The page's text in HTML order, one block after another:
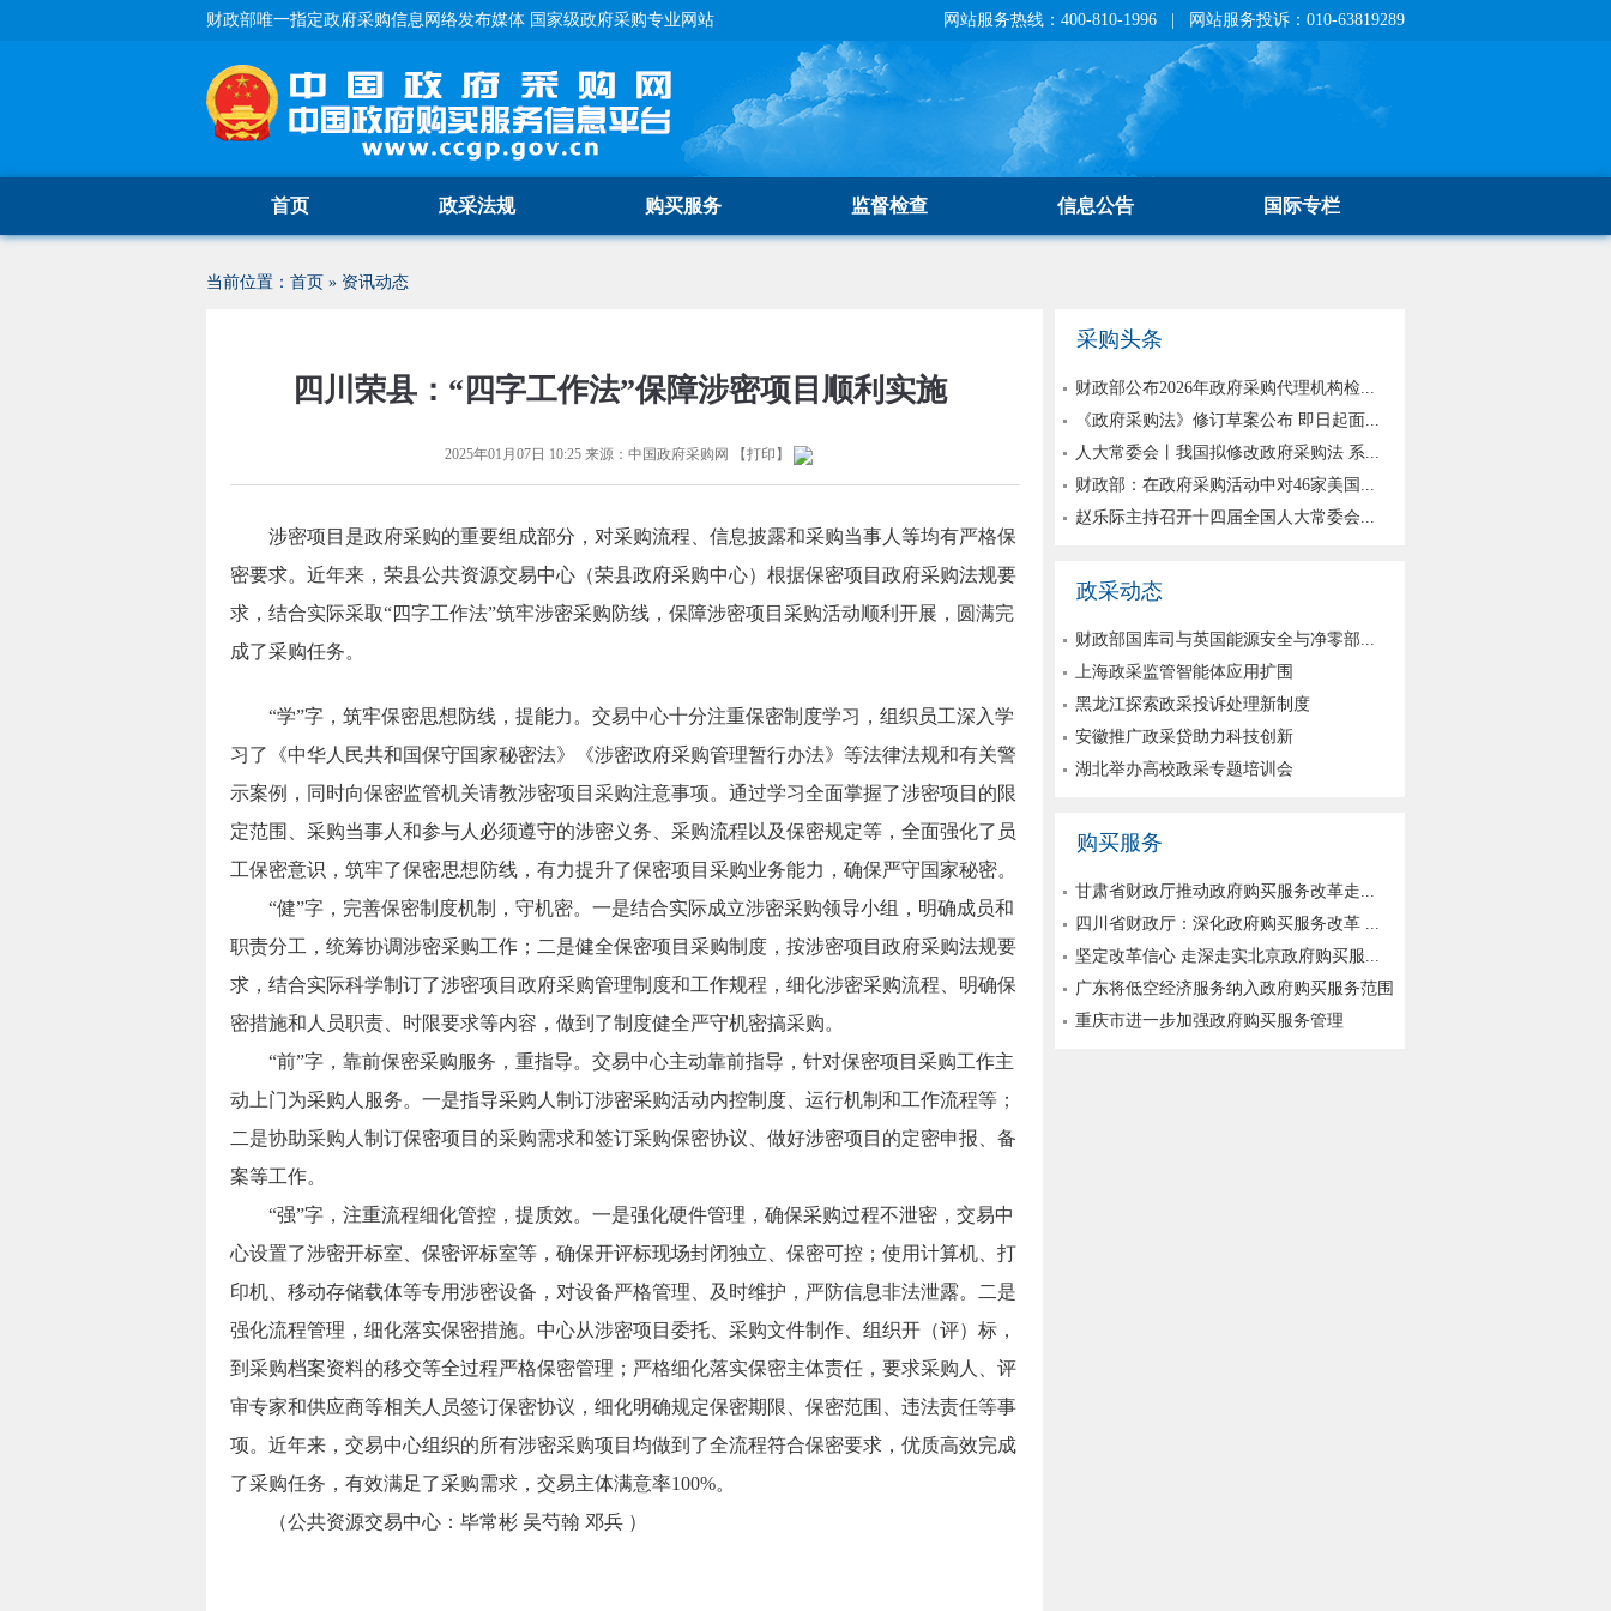
财政部唯一指定政府采购信息网络发布媒体 国家级政府采购专业网站 网站服务热线：400-810-1996 | 网站服务投诉：010-63819289
首页 政采法规 购买服务 监督检查 信息公告 国际专栏
当前位置： 首页 » 资讯动态
四川荣县：“四字工作法”保障涉密项目顺利实施
2025年01月07日 10:25来源： 中国政府采购网 【打印 】
涉密项目是政府采购的重要组成部分，对采购流程、信息披露和采购当事人等均有严格保
密要求。近年来，荣县公共资源交易中心（荣县政府采购中心）根据保密项目政府采购法规要
求，结合实际采取“四字工作法”筑牢涉密采购防线，保障涉密项目采购活动顺利开展，圆满完
成了采购任务。
“学”字，筑牢保密思想防线，提能力。交易中心十分注重保密制度学习，组织员工深入学
习了《中华人民共和国保守国家秘密法》《涉密政府采购管理暂行办法》等法律法规和有关警
示案例，同时向保密监管机关请教涉密项目采购注意事项。通过学习全面掌握了涉密项目的限
定范围、采购当事人和参与人必须遵守的涉密义务、采购流程以及保密规定等，全面强化了员
工保密意识，筑牢了保密思想防线，有力提升了保密项目采购业务能力，确保严守国家秘密。
“健”字，完善保密制度机制，守机密。一是结合实际成立涉密采购领导小组，明确成员和
职责分工，统筹协调涉密采购工作；二是健全保密项目采购制度，按涉密项目政府采购法规要
求，结合实际科学制订了涉密项目政府采购管理制度和工作规程，细化涉密采购流程、明确保
密措施和人员职责、时限要求等内容，做到了制度健全严守机密搞采购。
“前”字，靠前保密采购服务，重指导。交易中心主动靠前指导，针对保密项目采购工作主
动上门为采购人服务。一是指导采购人制订涉密采购活动内控制度、运行机制和工作流程等；
二是协助采购人制订保密项目的采购需求和签订采购保密协议、做好涉密项目的定密申报、备
案等工作。
“强”字，注重流程细化管控，提质效。一是强化硬件管理，确保采购过程不泄密，交易中
心设置了涉密开标室、保密评标室等，确保开评标现场封闭独立、保密可控；使用计算机、打
印机、移动存储载体等专用涉密设备，对设备严格管理、及时维护，严防信息非法泄露。二是
强化流程管理，细化落实保密措施。中心从涉密项目委托、采购文件制作、组织开（评）标，
到采购档案资料的移交等全过程严格保密管理；严格细化落实保密主体责任，要求采购人、评
审专家和供应商等相关人员签订保密协议，细化明确规定保密期限、保密范围、违法责任等事
项。近年来，交易中心组织的所有涉密采购项目均做到了全流程符合保密要求，优质高效完成
了采购任务，有效满足了采购需求，交易主体满意率100%。
（公共资源交易中心：毕常彬 吴芍翰 邓兵 ）
采购头条
财政部公布2026年政府采购代理机构检...
《政府采购法》修订草案公布 即日起面...
人大常委会丨我国拟修改政府采购法 系...
财政部：在政府采购活动中对46家美国...
赵乐际主持召开十四届全国人大常委会...
政采动态
财政部国库司与英国能源安全与净零部...
上海政采监管智能体应用扩围
黑龙江探索政采投诉处理新制度
安徽推广政采贷助力科技创新
湖北举办高校政采专题培训会
购买服务
甘肃省财政厅推动政府购买服务改革走...
四川省财政厅：深化政府购买服务改革 ...
坚定改革信心 走深走实北京政府购买服...
广东将低空经济服务纳入政府购买服务范围
重庆市进一步加强政府购买服务管理